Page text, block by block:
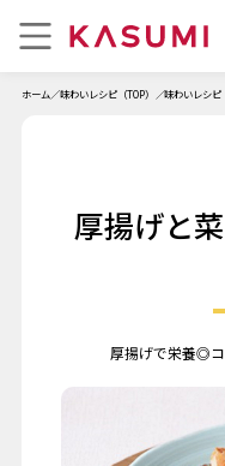
ホーム 味わいレシピ（TOP） 味わいレシピ
厚揚げと
厚揚げで栄養◎